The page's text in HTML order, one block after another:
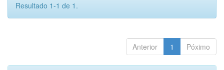
Resultado 1-1 de 1.
Anterior 1 Póximo